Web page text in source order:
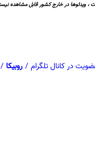
، ویدئوها در خارج کشور قابل مشاهده
در کانال تلگرام / روبیکا /